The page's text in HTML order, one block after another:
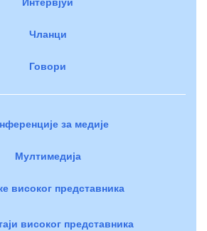
Чланци
Говори
за медије
Мултимедија
високог представника
високог представника